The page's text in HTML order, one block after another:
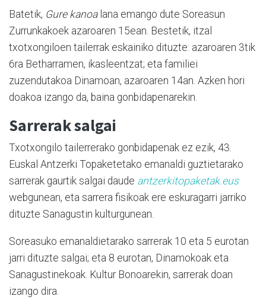
Batetik, Gure kanoalana emango dute Soreasun
Zurrunkakoek azaroaren 15ean. Bestetik, itzal
txotxongiloen tailerrak eskainiko dituzte: azaroaren 3tik
6ra Betharramen, ikasleentzat; eta familiei
zuzendutakoa Dinamoan, azaroaren 14an. Azken hori
doakoa izango da, baina gonbidapenarekin.
Sarrerak salgai
Txotxongilo tailerrerako gonbidapenak ez ezik, 43.
Euskal Antzerki Topaketetako emanaldi guztietarako
sarrerak gaurtik salgai daude antzerkitopaketak.eus
webgunean, eta sarrera fisikoak ere eskuragarri jarriko
dituzte Sanagustin kulturgunean.
Soreasuko emanaldietarako sarrerak 10 eta 5 eurotan
jarri dituzte salgai; eta 8 eurotan, Dinamokoak eta
Sanagustinekoak. Kultur Bonoarekin, sarrerak doan
izango dira.